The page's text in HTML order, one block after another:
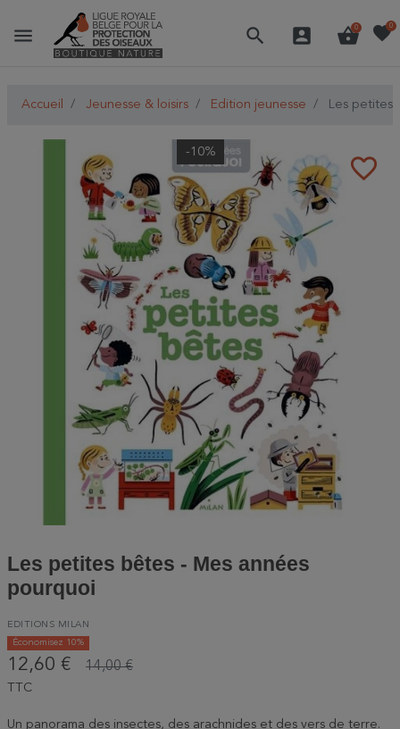
menu search account_box shopping_basket
0 favorite0
Accueil Jeunesse & loisirs Edition jeunesse Les petites
favorite_border
-10%
Les petites bêtes - Mes années
pourquoi
EDITIONS MILAN
Économisez 10%
12,60 € 14,00 €
TTC
Un panorama des insectes, des arachnides et des vers de terre.